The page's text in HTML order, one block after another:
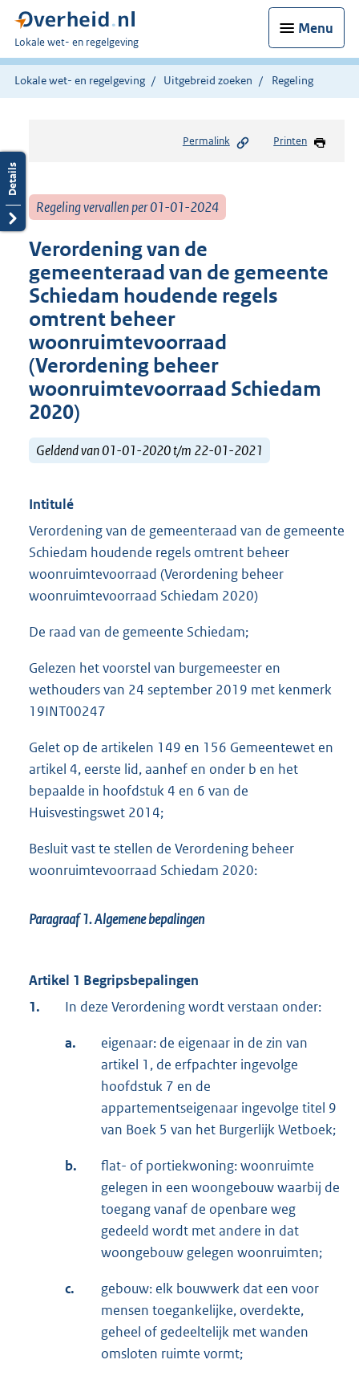
Menu
U
bent
hier:
Lokale wet- en regelgeving
Lokale wet- en regelgeving Uitgebreid zoeken Regeling
Permalink Printen
Regeling vervallen per 01-01-2024
Verordening van de
gemeenteraad van de gemeente
Schiedam houdende regels
omtrent beheer
woonruimtevoorraad
(Verordening beheer
woonruimtevoorraad Schiedam
2020)
Geldend van 01-01-2020 t/m 22-01-2021
Intitulé
Verordening van de gemeenteraad van de gemeente
Schiedam houdende regels omtrent beheer
woonruimtevoorraad (Verordening beheer
woonruimtevoorraad Schiedam 2020)
De raad van de gemeente Schiedam;
Gelezen het voorstel van burgemeester en
wethouders van 24 september 2019 met kenmerk
19INT00247
Gelet op de artikelen 149 en 156 Gemeentewet en
artikel 4, eerste lid, aanhef en onder b en het
bepaalde in hoofdstuk 4 en 6 van de
Huisvestingswet 2014;
Besluit vast te stellen de Verordening beheer
woonruimtevoorraad Schiedam 2020:
Paragraaf 1.Algemene bepalingen
Artikel 1 Begripsbepalingen
1.
In deze Verordening wordt verstaan onder:
a.
eigenaar: de eigenaar in de zin van
artikel 1, de erfpachter ingevolge
hoofdstuk 7 en de
appartementseigenaar ingevolge titel 9
van Boek 5 van het Burgerlijk Wetboek;
b.
flat- of portiekwoning: woonruimte
gelegen in een woongebouw waarbij de
toegang vanaf de openbare weg
gedeeld wordt met andere in dat
woongebouw gelegen woonruimten;
c.
gebouw: elk bouwwerk dat een voor
mensen toegankelijke, overdekte,
geheel of gedeeltelijk met wanden
omsloten ruimte vormt;